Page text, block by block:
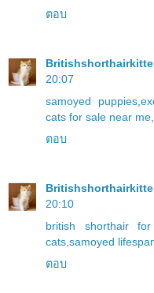
ตอบ
20:07
samoyed puppies,
cats for sale near me
ตอบ
20:10
british shorthair
cats samoyed
ตอบ